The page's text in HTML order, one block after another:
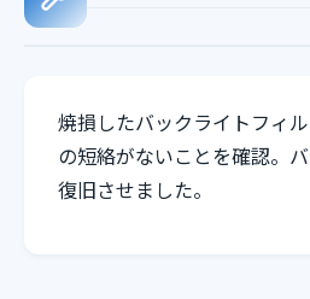
焼損したバックライトフィ
の短絡がないことを確認。
復旧させました。